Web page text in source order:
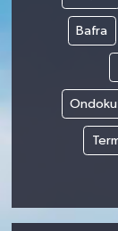
Bafra
Yurttan